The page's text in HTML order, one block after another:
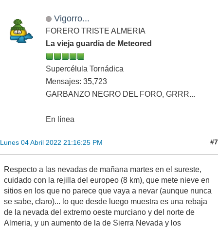
Vigorro...
FORERO TRISTE ALMERIA
La vieja guardia de Meteored
Supercélula Tornádica
Mensajes: 35,723
GARBANZO NEGRO DEL FORO, GRRR...
En línea
Lunes 04 Abril 2022 21:16:25 PM #7
Respecto a las nevadas de mañana martes en el sureste,
cuidado con la rejilla del europeo (8 km), que mete nieve en
sitios en los que no parece que vaya a nevar (aunque nunca
se sabe, claro)... lo que desde luego muestra es una rebaja
de la nevada del extremo oeste murciano y del norte de
Almeria, y un aumento de la de Sierra Nevada y los